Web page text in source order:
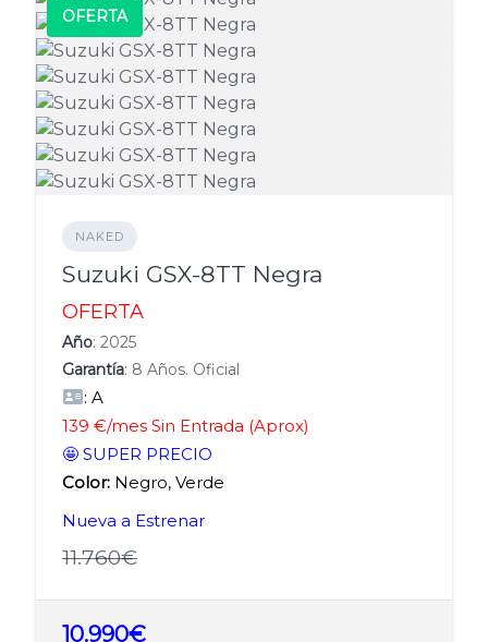
OFERTA
NAKED
Suzuki GSX-8TT Negra
OFERTA
Año: 2025
Garantía: 8 Años. Oficial
: A
139 €/mes Sin Entrada (Aprox)
🤩 SUPER PRECIO
Color: Negro, Verde
Nueva a Estrenar
11.760€
10.990€